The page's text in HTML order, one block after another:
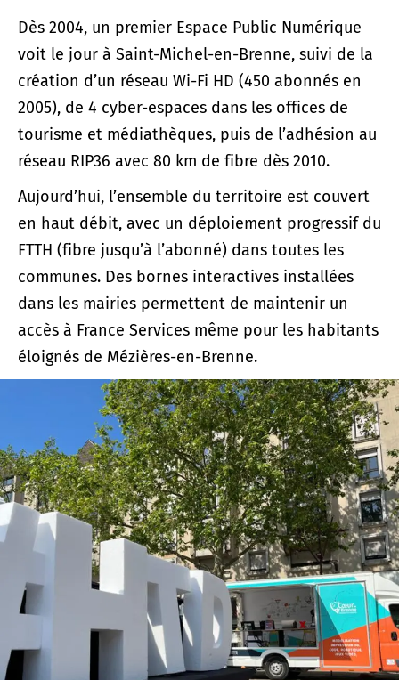
Dès 2004, un premier Espace Public Numérique
voit le jour à Saint-Michel-en-Brenne, suivi de la
création d’un réseau Wi-Fi HD (450 abonnés en
2005), de 4 cyber-espaces dans les offices de
tourisme et médiathèques, puis de l’adhésion au
réseau RIP36 avec 80 km de fibre dès 2010.
Aujourd’hui, l’ensemble du territoire est couvert
en haut débit, avec un déploiement progressif du
FTTH (fibre jusqu’à l’abonné) dans toutes les
communes. Des bornes interactives installées
dans les mairies permettent de maintenir un
accès à France Services même pour les habitants
éloignés de Mézières-en-Brenne.